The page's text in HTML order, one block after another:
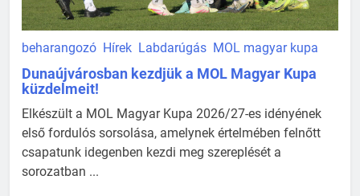
beharangozó Hírek Labdarúgás MOL magyar kupa
Dunaújvárosban kezdjük a MOL Magyar Kupa
küzdelmeit!
Elkészült a MOL Magyar Kupa 2026/27-es idényének
első fordulós sorsolása, amelynek értelmében felnőtt
csapatunk idegenben kezdi meg szereplését a
sorozatban ...